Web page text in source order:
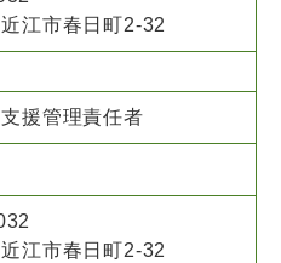
江市春日町2-32
援管理責任者
江市春日町2-32